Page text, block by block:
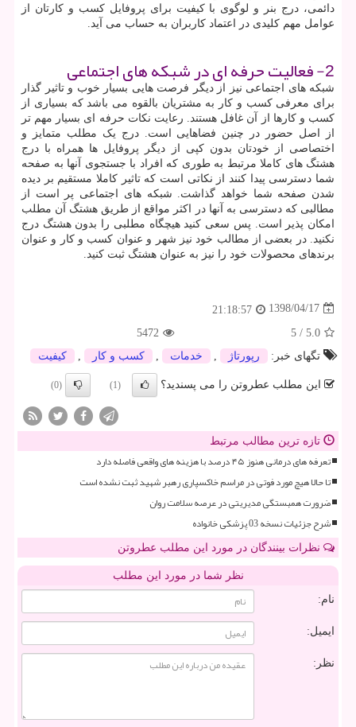
دائمی، درج بنر و لوگوی با کیفیت برای پروفایل کسب و کارتان از
عوامل مهم کلیدی در اعتماد کاربران به حساب می آید.
2- فعالیت حرفه ای در شبکه های اجتماعی
شبکه های اجتماعی نیز از دیگر فرصت هایی بسیار خوب و تاثیر گذار
برای معرفی کسب و کار به مشتریان بالقوه می باشد که بسیاری از
کسب و کارها از آن غافل هستند. رعایت نکات حرفه ای بسیار مهم تر
از اصل حضور در چنین فضاهایی است. درج یک مطلب متمایز و
اختصاصی از خودتان بدون کپی از دیگر پروفایل ها همراه با درج
هشتگ های کاملا مرتبط به طوری که افراد با جستجوی آنها به صفحه
شما دسترسی پیدا کنند از نکاتی است که تاثیر کاملا مستقیم بر دیده
شدن صفحه شما خواهد گذاشت. شبکه های اجتماعی پر است از
مطالبی که دسترسی به آنها در اکثر مواقع از طریق هشتگ آن مطلب
امکان پذیر است. پس سعی کنید هیچگاه مطلبی را بدون هشتگ درج
نکنید. در بعضی از مطالب خود نیز شهر و عنوان کسب و کار و عنوان
برندهای محصولات خود را نیز به عنوان هشتگ ثبت کنید.
1398/04/17
21:18:57
5.0
/
5
5472
تگهای خبر:
رپورتاژ خدمات كسب و كار كیفیت
این مطلب عطروتن را می پسندید؟ (1)
(0)
تازه ترین مطالب مرتبط
تعرفه های درمانی هنوز ۴۵ درصد با هزینه های واقعی فاصله دارد
تا حالا هیچ مورد فوتی در مراسم خاکسپاری رهبر شهید ثبت نشده است
ضرورت همبستگی مدیریتی در عرصه سلامت روان
شرح جزئیات نسخه 03 پزشکی خانواده
نظرات بینندگان در مورد این مطلب عطروتن
نظر شما در مورد این مطلب
نام:
ایمیل:
نظر: